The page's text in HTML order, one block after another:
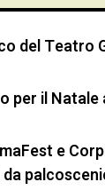
del Teatro
per il Natale
e